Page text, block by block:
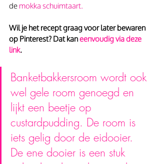
de mokka schuimtaart.
Wil je het recept graag voor later bewaren
op Pinterest? Dat kan eenvoudig via deze
link.
Banketbakkersroom wordt ook
wel gele room genoegd en
lijkt een beetje op
custardpudding. De room is
iets gelig door de eidooier.
De ene dooier is een stuk